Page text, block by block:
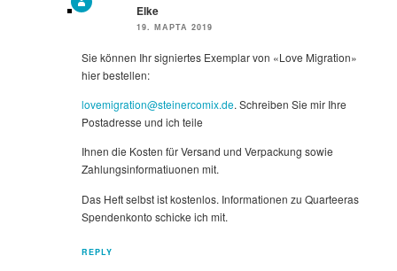
Elke
19. МАРТА 2019
Sie können Ihr signiertes Exemplar von «Love Migration»
hier bestellen:
lovemigration@steinercomix.de. Schreiben Sie mir Ihre
Postadresse und ich teile
Ihnen die Kosten für Versand und Verpackung sowie
Zahlungsinformatiuonen mit.
Das Heft selbst ist kostenlos. Informationen zu Quarteeras
Spendenkonto schicke ich mit.
REPLY